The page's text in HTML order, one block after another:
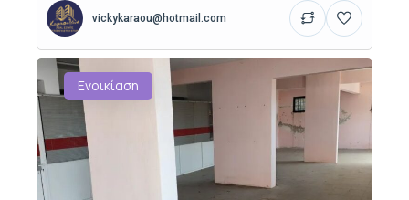
vickykaraou@hotmail.com
Ενοικίαση